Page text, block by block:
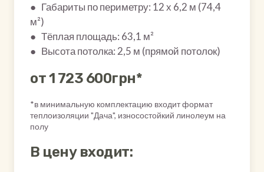
● Габариты по периметру: 12 х 6,2 м (74,4
м²)
● Тёплая площадь: 63,1 м²
● Высота потолка: 2,5 м (прямой потолок)
от 1 723 600грн*
*в минимальную комплектацию входит формат
теплоизоляции "Дача", износостойкий линолеум на
полу
В цену входит: